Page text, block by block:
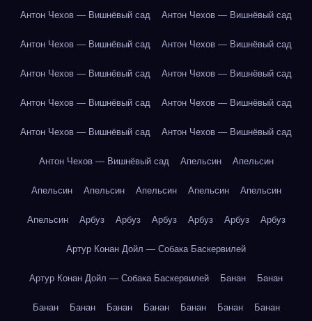
Антон Чехов — Вишнёвый сад Антон Чехов — Вишнёвый сад
Антон Чехов — Вишнёвый сад Антон Чехов — Вишнёвый сад
Антон Чехов — Вишнёвый сад Антон Чехов — Вишнёвый сад
Антон Чехов — Вишнёвый сад Антон Чехов — Вишнёвый сад
Антон Чехов — Вишнёвый сад Антон Чехов — Вишнёвый сад
Антон Чехов — Вишнёвый сад Апельсин Апельсин
Апельсин Апельсин Апельсин Апельсин Апельсин
Апельсин Арбуз Арбуз Арбуз Арбуз Арбуз Арбуз
Артур Конан Дойл — Собака Баскервилей
Артур Конан Дойл — Собака Баскервилей Банан Банан
Банан Банан Банан Банан Банан Банан Банан